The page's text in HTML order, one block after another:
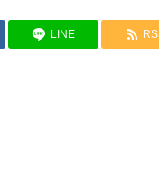
LINE